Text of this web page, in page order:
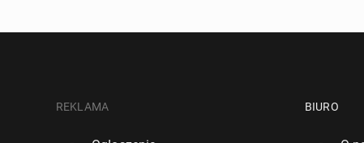
REKLAMA BIURO